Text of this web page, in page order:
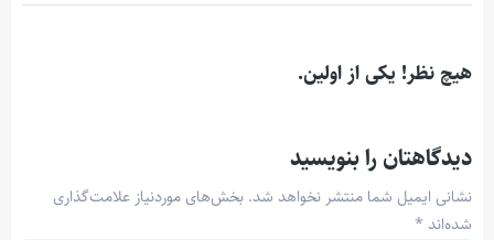
هیچ نظر! یکی از اولین.
دیدگاهتان را بنویسید
نشانی ایمیل شما منتشر نخواهد شد. بخش‌های موردنیاز علامت‌گذاری
شده‌اند *